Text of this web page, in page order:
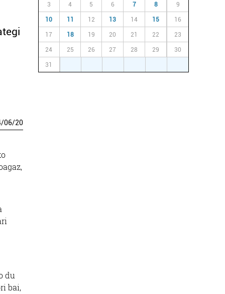
/06/20
du
bai,
3 4 5 6 7 8 9
10 11 12 13 14 15 16
17 18 19 20 21 22 23
24 25 26 27 28 29 30
31